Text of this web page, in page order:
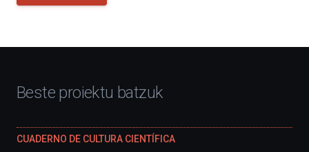
Beste proiektu batzuk
CUADERNO DE CULTURA CIENTÍFICA